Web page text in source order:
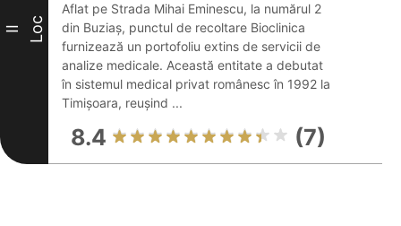
II Loc
Aflat pe Strada Mihai Eminescu, la numărul 2
din Buziaș, punctul de recoltare Bioclinica
furnizează un portofoliu extins de servicii de
analize medicale. Această entitate a debutat
în sistemul medical privat românesc în 1992 la
Timișoara, reușind ...
8.4 (7)